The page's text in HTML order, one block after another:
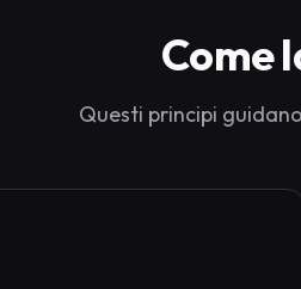
Come
Questi principi